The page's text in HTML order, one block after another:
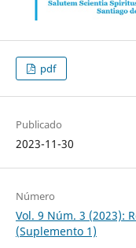
pdf
Publicado
2023-11-30
Número
Vol. 9 Núm. 3 (2023):
(Suplemento 1)